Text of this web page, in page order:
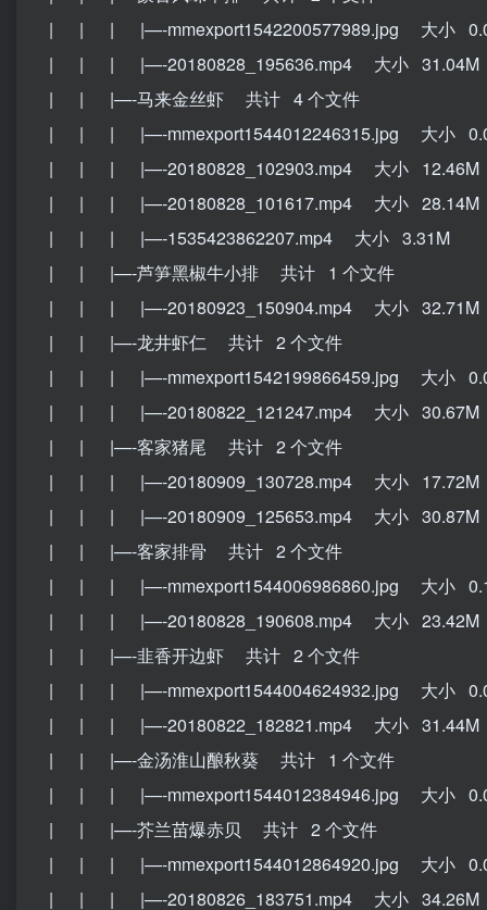
| | | |—-mmexport1542200577989.jpg 大小
| | | |—-20180828_195636.mp4 大小 31.04M
| | |—-马来金丝虾 共计 4 个文件
| | | |—-mmexport1544012246315.jpg 大小
| | | |—-20180828_102903.mp4 大小 12.46M
| | | |—-20180828_101617.mp4 大小 28.14M
| | | |—-1535423862207.mp4 大小 3.31M
| | |—-芦笋黑椒牛小排 共计 1 个文件
| | | |—-20180923_150904.mp4 大小 32.71M
| | |—-龙井虾仁 共计 2 个文件
| | | |—-mmexport1542199866459.jpg 大小
| | | |—-20180822_121247.mp4 大小 30.67M
| | |—-客家猪尾 共计 2 个文件
| | | |—-20180909_130728.mp4 大小 17.72M
| | | |—-20180909_125653.mp4 大小 30.87M
| | |—-客家排骨 共计 2 个文件
| | | |—-mmexport1544006986860.jpg 大小
| | | |—-20180828_190608.mp4 大小 23.42M
| | |—-韭香开边虾 共计 2 个文件
| | | |—-mmexport1544004624932.jpg 大小
| | | |—-20180822_182821.mp4 大小 31.44M
| | |—-金汤淮山酿秋葵 共计 1 个文件
| | | |—-mmexport1544012384946.jpg 大小
| | |—-芥兰苗爆赤贝 共计 2 个文件
| | | |—-mmexport1544012864920.jpg 大小
| | | |—-20180826_183751.mp4 大小 34.26M